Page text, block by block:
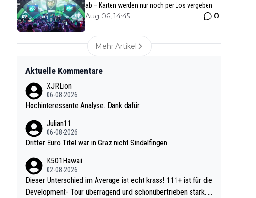
ab – Karten werden nur noch per Los vergeben
Aug 06, 14:45 0
Mehr Artikel
Aktuelle Kommentare
XJRLion
06-08-2026
Hochinteressante Analyse. Dank dafür.
Julian11
06-08-2026
Dritter Euro Titel war in Graz nicht Sindelfingen
K501Hawaii
02-08-2026
Dieser Unterschied im Average ist echt krass! 111+ ist für die
Development- Tour überragend und schonübertrieben stark. U